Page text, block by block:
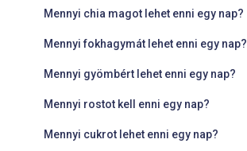
Mennyi chia magot lehet enni egy nap?
Mennyi fokhagymát lehet enni egy nap?
Mennyi gyömbért lehet enni egy nap?
Mennyi rostot kell enni egy nap?
Mennyi cukrot lehet enni egy nap?